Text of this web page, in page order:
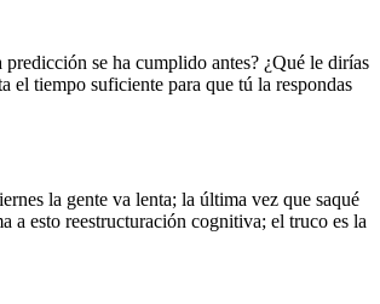
se ha cumplido antes? ¿Qué le dirías
el tiempo suficiente para que tú la respondas
la gente va lenta; la última vez que saqué
a esto reestructuración cognitiva; el truco es la